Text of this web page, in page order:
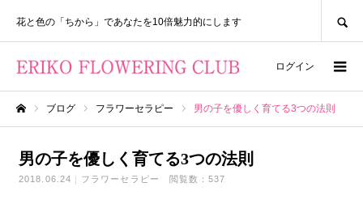
花と色の「ちから」であなたを10倍魅力的にします
ログイン
ブログ フラワーセラピー 男の子を優しく育てる3つの法則
男の子を優しく育てる3つの法則
2018.06.24 フラワーセラピー 閲覧数：537